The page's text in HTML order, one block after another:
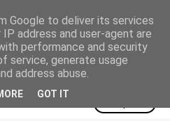
Google to deliver its services
address and user-agent are
performance and security
service, generate usage
address abuse.
GOT IT